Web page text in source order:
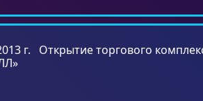
г. Открытие торгового